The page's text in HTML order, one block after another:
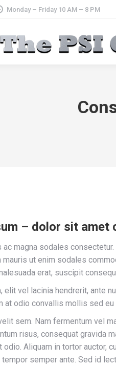
Monday – Friday 10 AM – 8 PM
– dolor sit
ac magna sodales
mauris ut enim sodales
erat, suscipit
elit vel lacinia hendrerit, ante
at odio convallis mollis sed eu
sem. Nam fermentum vel
risus, consequat gravida
odio. Aliquam in tortor auctor,
semper ante. Sed id